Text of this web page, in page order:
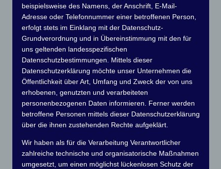
Saisonende 2019 bei 20 Grad
14. Oktober 2019•Uwe Springborn
Bei knapp 20 Grad trafen sich heute viele Sportfreunde um
mit einem letzten Bootskorso die Saison 2019 zu
verabschieden. Als Gast fuhr u.a. Klaus-Dieter Belan (1998,
Europameister der Klasse R-1000) bei unserm
beispielsweise des Namens, der Anschrift, E-Mail-
Adresse oder Telefonnummer einer betroffenen Person,
erfolgt stets im Einklang mit der Datenschutz-
Grundverordnung und in Übereinstimmung mit den für
uns geltenden landesspezifischen
Datenschutzbestimmungen. Mittels dieser
Datenschutzerklärung möchte unser Unternehmen die
Öffentlichkeit über Art, Umfang und Zweck der von uns
erhobenen, genutzten und verarbeiteten
personenbezogenen Daten informieren. Ferner werden
betroffene Personen mittels dieser Datenschutzerklärung
über die ihnen zustehenden Rechte aufgeklärt.
Wir haben als für die Verarbeitung Verantwortlicher
zahlreiche technische und organisatorische Maßnahmen
umgesetzt, um einen möglichst lückenlosen Schutz der